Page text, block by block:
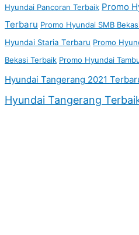
Hyundai Pancoran Terbaik Promo
Terbaru Promo Hyundai SMB
Hyundai Staria Terbaru Promo
Bekasi Terbaik Promo Hyundai
Hyundai Tangerang 2021
Hyundai Tangerang